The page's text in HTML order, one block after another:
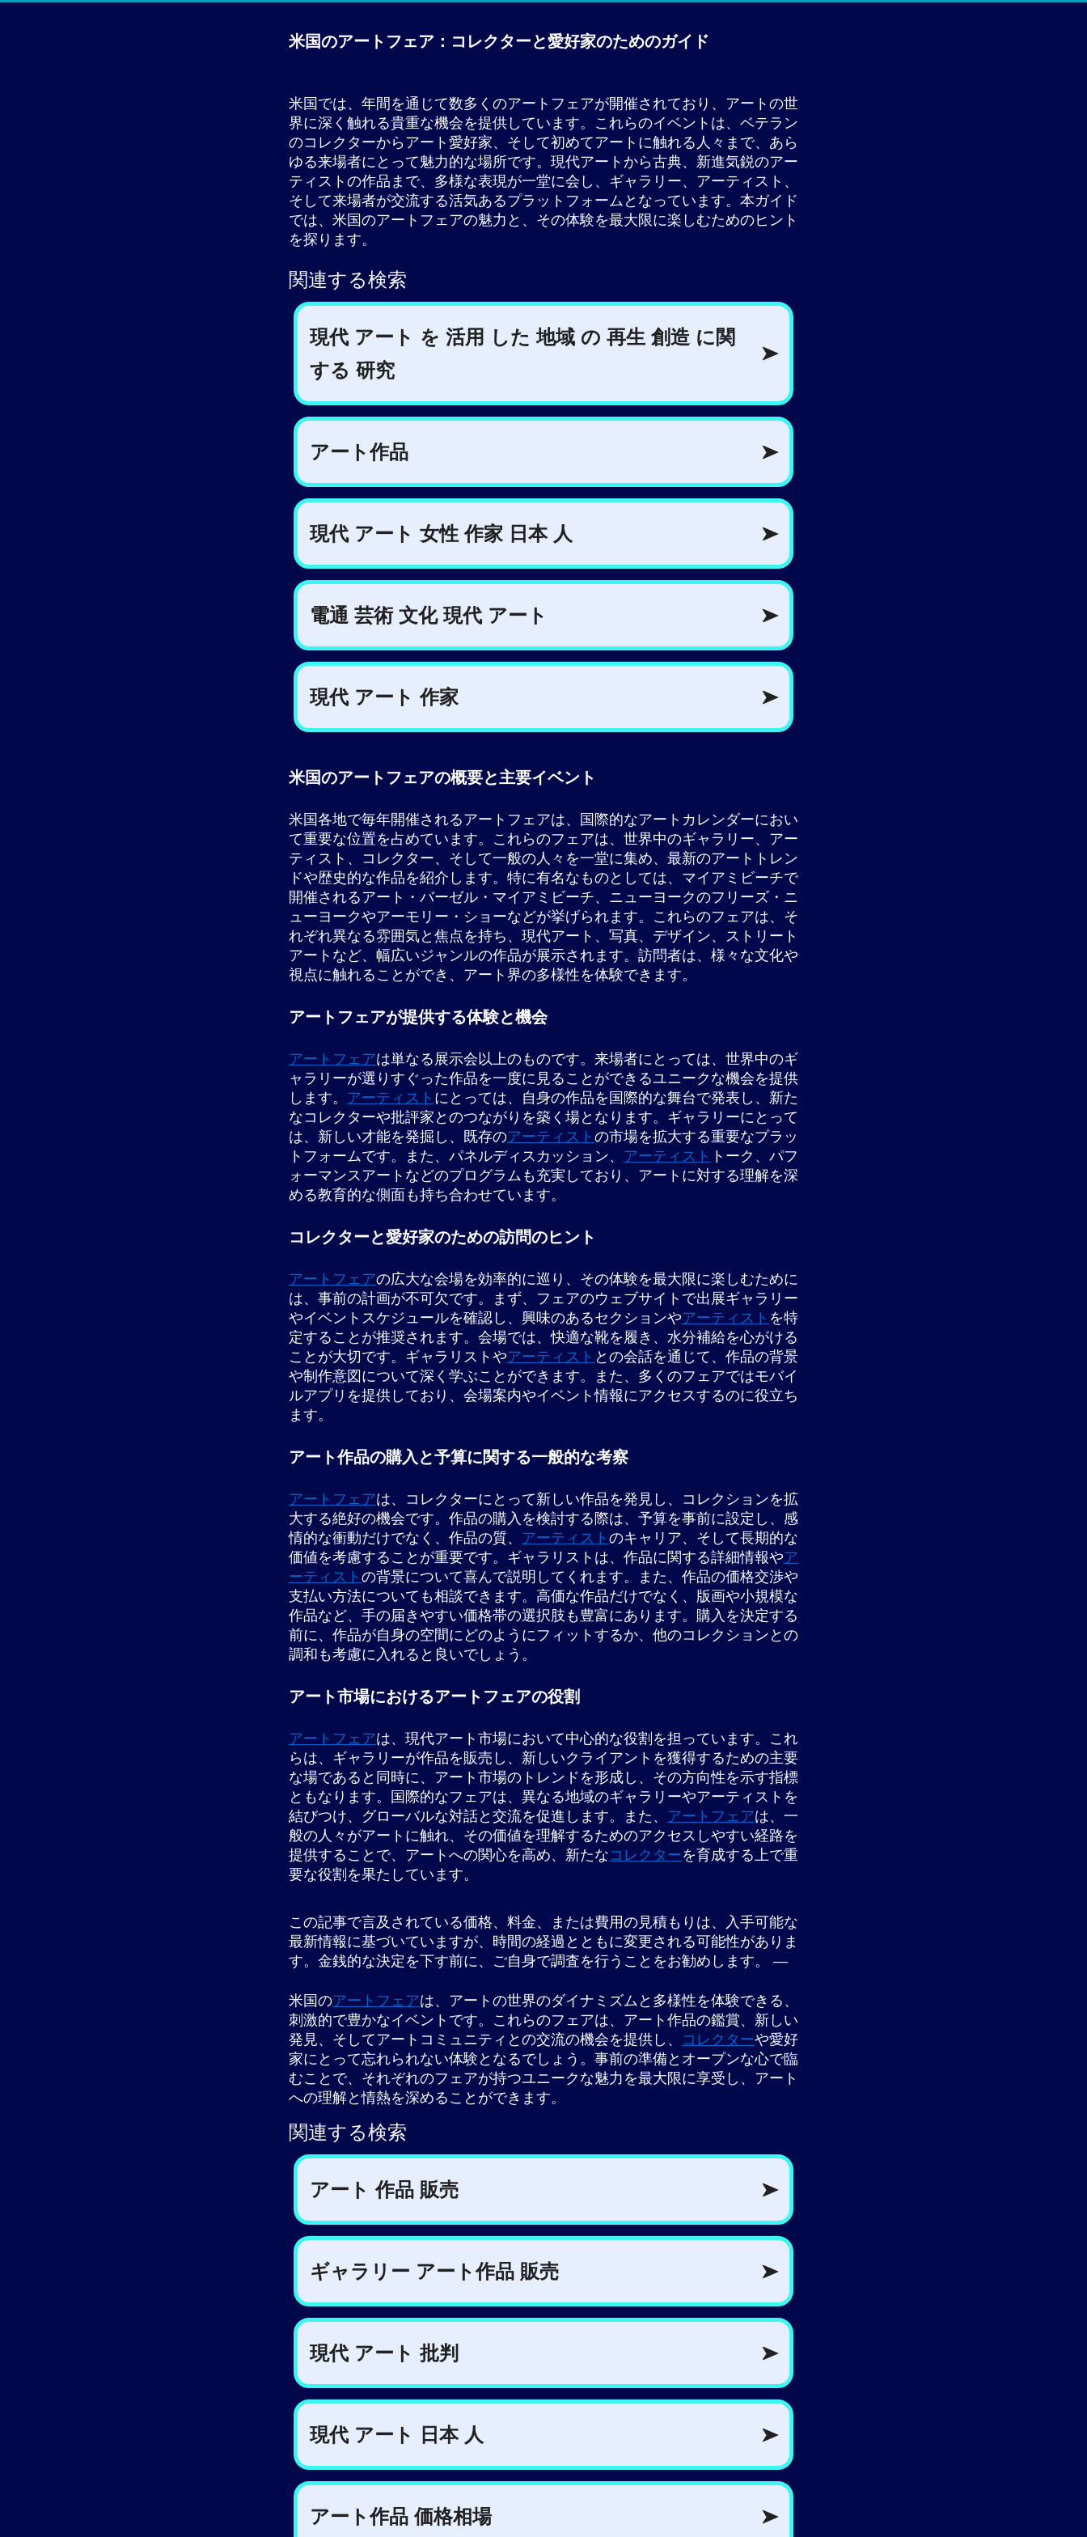
米国のアートフェア：コレクターと愛好家のためのガイド
米国では、年間を通じて数多くのアートフェアが開催されており、アートの世
界に深く触れる貴重な機会を提供しています。これらのイベントは、ベテラン
のコレクターからアート愛好家、そして初めてアートに触れる人々まで、あら
ゆる来場者にとって魅力的な場所です。現代アートから古典、新進気鋭のアー
ティストの作品まで、多様な表現が一堂に会し、ギャラリー、アーティスト、
そして来場者が交流する活気あるプラットフォームとなっています。本ガイド
では、米国のアートフェアの魅力と、その体験を最大限に楽しむためのヒント
を探ります。
米国のアートフェアの概要と主要イベント
米国各地で毎年開催されるアートフェアは、国際的なアートカレンダーにおい
て重要な位置を占めています。これらのフェアは、世界中のギャラリー、アー
ティスト、コレクター、そして一般の人々を一堂に集め、最新のアートトレン
ドや歴史的な作品を紹介します。特に有名なものとしては、マイアミビーチで
開催されるアート・バーゼル・マイアミビーチ、ニューヨークのフリーズ・ニ
ューヨークやアーモリー・ショーなどが挙げられます。これらのフェアは、そ
れぞれ異なる雰囲気と焦点を持ち、現代アート、写真、デザイン、ストリート
アートなど、幅広いジャンルの作品が展示されます。訪問者は、様々な文化や
視点に触れることができ、アート界の多様性を体験できます。
アートフェアが提供する体験と機会
アートフェアは単なる展示会以上のものです。来場者にとっては、世界中のギ
ャラリーが選りすぐった作品を一度に見ることができるユニークな機会を提供
します。 アーティスト にとっては、自身の作品を国際的な舞台で発表し、新た
なコレクターや批評家とのつながりを築く場となります。ギャラリーにとって
は、新しい才能を発掘し、既存のアーティスト の市場を拡大する重要なプラッ
トフォームです。また、パネルディスカッション、 アーティスト トーク、パフ
ォーマンスアートなどのプログラムも充実しており、アートに対する理解を深
める教育的な側面も持ち合わせています。
コレクターと愛好家のための訪問のヒント
アートフェアの広大な会場を効率的に巡り、その体験を最大限に楽しむために
は、事前の計画が不可欠です。まず、フェアのウェブサイトで出展ギャラリー
やイベントスケジュールを確認し、興味のあるセクションやアーティスト を特
定することが推奨されます。会場では、快適な靴を履き、水分補給を心がける
ことが大切です。ギャラリストやアーティスト との会話を通じて、作品の背景
や制作意図について深く学ぶことができます。また、多くのフェアではモバイ
ルアプリを提供しており、会場案内やイベント情報にアクセスするのに役立ち
ます。
アート作品の購入と予算に関する一般的な考察
アートフェアは、コレクターにとって新しい作品を発見し、コレクションを拡
大する絶好の機会です。作品の購入を検討する際は、予算を事前に設定し、感
情的な衝動だけでなく、作品の質、 アーティスト のキャリア、そして長期的な
価値を考慮することが重要です。ギャラリストは、作品に関する詳細情報やア
ーティスト の背景について喜んで説明してくれます。また、作品の価格交渉や
支払い方法についても相談できます。高価な作品だけでなく、版画や小規模な
作品など、手の届きやすい価格帯の選択肢も豊富にあります。購入を決定する
前に、作品が自身の空間にどのようにフィットするか、他のコレクションとの
調和も考慮に入れると良いでしょう。
アート市場におけるアートフェアの役割
アートフェアは、現代アート市場において中心的な役割を担っています。これ
らは、ギャラリーが作品を販売し、新しいクライアントを獲得するための主要
な場であると同時に、アート市場のトレンドを形成し、その方向性を示す指標
ともなります。国際的なフェアは、異なる地域のギャラリーやアーティストを
結びつけ、グローバルな対話と交流を促進します。また、 アートフェアは、一
般の人々がアートに触れ、その価値を理解するためのアクセスしやすい経路を
提供することで、アートへの関心を高め、新たな コレクターを育成する上で重
要な役割を果たしています。
この記事で言及されている価格、料金、または費用の見積もりは、入手可能な
最新情報に基づいていますが、時間の経過とともに変更される可能性がありま
す。金銭的な決定を下す前に、ご自身で調査を行うことをお勧めします。 —
米国のアートフェアは、アートの世界のダイナミズムと多様性を体験できる、
刺激的で豊かなイベントです。これらのフェアは、アート作品の鑑賞、新しい
発見、そしてアートコミュニティとの交流の機会を提供し、
コレクターや愛好
家にとって忘れられない体験となるでしょう。事前の準備とオープンな心で臨
むことで、それぞれのフェアが持つユニークな魅力を最大限に享受し、アート
への理解と情熱を深めることができます。